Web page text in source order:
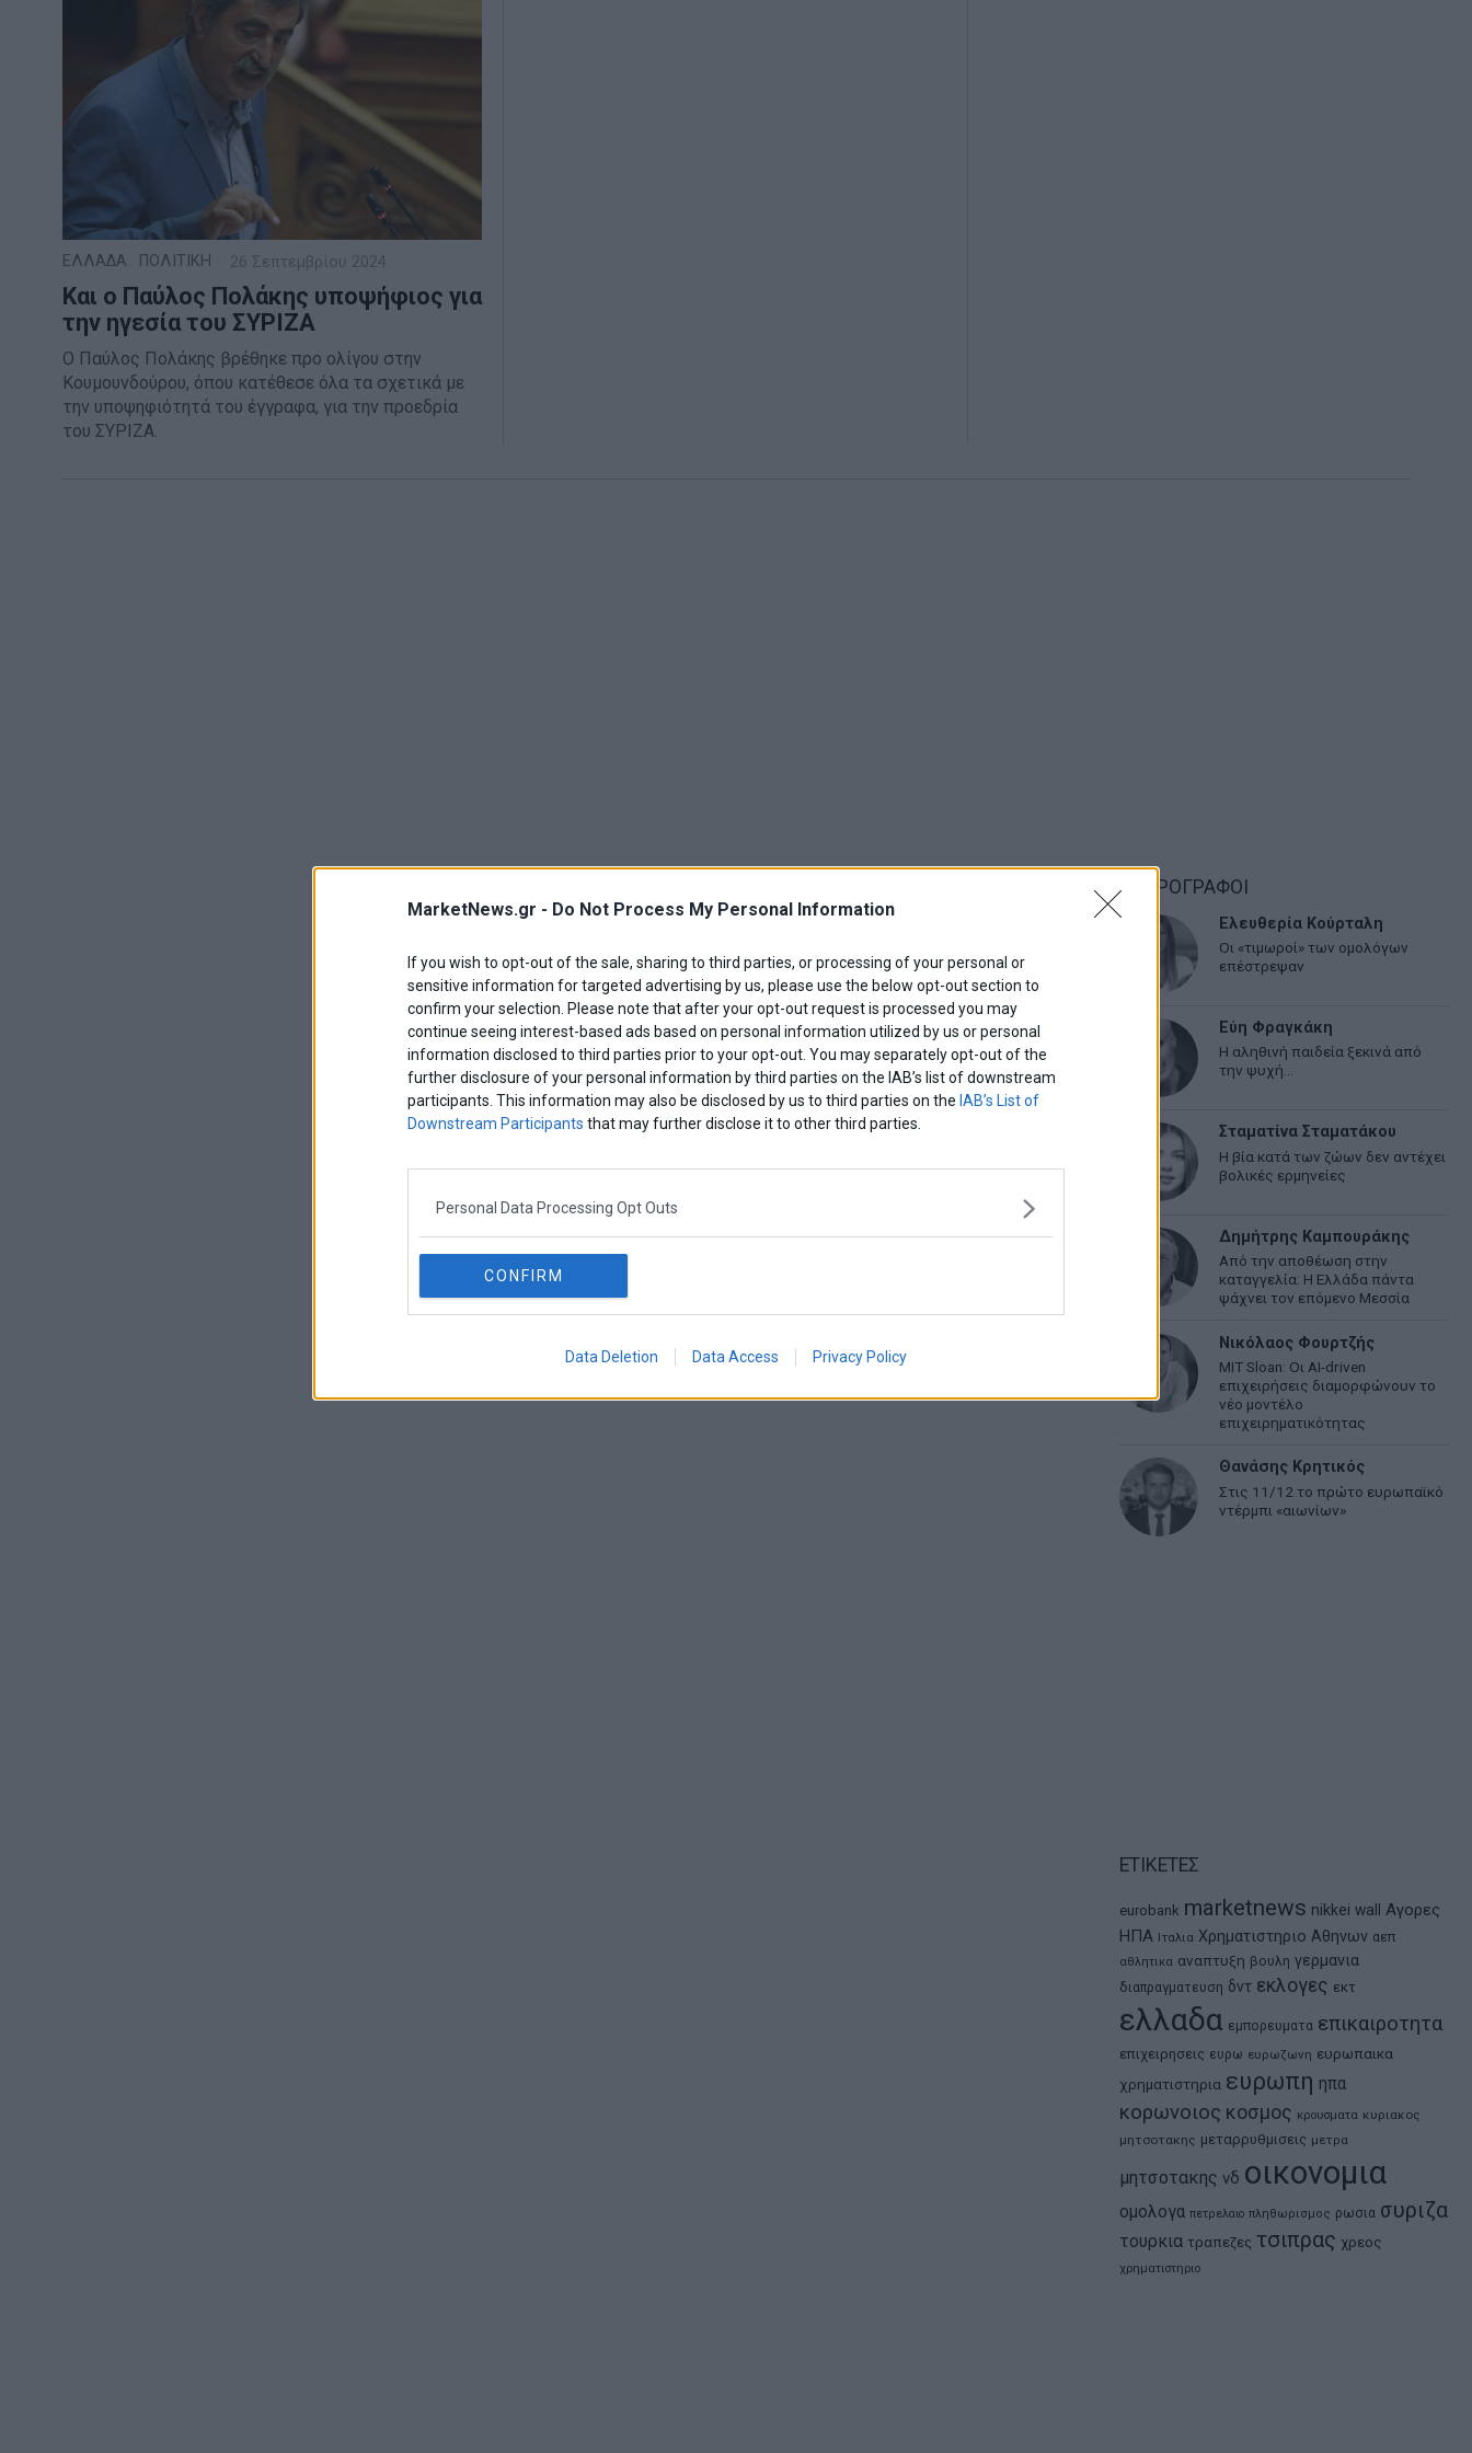
MarketNews.gr - Do Not Process My Personal Information
If you wish to opt-out of the sale, sharing to third parties, or processing of your personal or
sensitive information for targeted advertising by us, please use the below opt-out section to
confirm your selection. Please note that after your opt-out request is processed you may
continue seeing interest-based ads based on personal information utilized by us or personal
information disclosed to third parties prior to your opt-out. You may separately opt-out of the
further disclosure of your personal information by third parties on the IAB’s list of downstream
participants. This information may also be disclosed by us to third parties on the IAB’s List of
Downstream Participants that may further disclose it to other third parties.
Personal Data Processing Opt Outs
CONFIRM
Data Deletion Data Access Privacy Policy
ΕΛΛΑΔΑ ΠΟΛΙΤΙΚΗ 26 Σεπτεμβρίου 2024
Και ο Παύλος Πολάκης υποψήφιος για
την ηγεσία του ΣΥΡΙΖΑ
Ο Παύλος Πολάκης βρέθηκε προ ολίγου στην
Κουμουνδούρου, όπου κατέθεσε όλα τα σχετικά με
την υποψηφιότητά του έγγραφα, για την προεδρία
του ΣΥΡΙΖΑ.
ΑΡΘΡΟΓΡΑΦΟΙ
Ελευθερία Κούρταλη
Οι «τιμωροί» των ομολόγων
επέστρεψαν
Εύη Φραγκάκη
Η αληθινή παιδεία ξεκινά από
την ψυχή…
Σταματίνα Σταματάκου
Η βία κατά των ζώων δεν αντέχει
βολικές ερμηνείες
Δημήτρης Καμπουράκης
Από την αποθέωση στην
καταγγελία: Η Ελλάδα πάντα
ψάχνει τον επόμενο Μεσσία
Νικόλαος Φουρτζής
MIT Sloan: Οι AI-driven
επιχειρήσεις διαμορφώνουν το
νέο μοντέλο
επιχειρηματικότητας
Θανάσης Κρητικός
Στις 11/12 το πρώτο ευρωπαϊκό
ντέρμπι «αιωνίων»
ΕΤΙΚΕΤΕΣ
eurobank marketnews nikkei wall
Αγορες
ΗΠΑ Ιταλια Χρηματιστηριο Αθηνων αεπ
αθλητικα αναπτυξη βουλη γερμανια
διαπραγματευση δντ εκλογες εκτ
ελλαδα εμπορευματα επικαιροτητα
επιχειρησεις ευρω ευρωζωνη ευρωπαικα
χρηματιστηρια ευρωπη ηπα
κορωνοιος κοσμος κρουσματα κυριακος
μητσοτακης μεταρρυθμισεις μετρα
μητσοτακης νδ οικονομια
ομολογα πετρελαιο πληθωρισμος ρωσια συριζα
τουρκια τραπεζες τσιπρας χρεος
χρηματιστηριο